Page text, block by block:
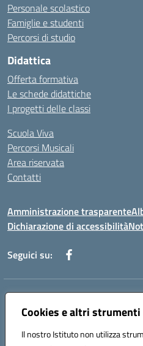
Cookies e altri
Il nostro Istituto non utilizza
Personale scolastico
Famiglie e studenti
Percorsi di studio
Didattica
Offerta formativa
Le schede didattiche
I progetti delle classi
Scuola Viva
Percorsi Musicali
Area riservata
Contatti
Amministrazione trasparente
Dichiarazione di accessibilità
Seguici su:
Indirizzo:
Centralino:089868360 Email: